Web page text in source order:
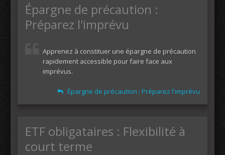
Épargne de précaution :
Préparez l'imprévu
Apprenez à constituer une épargne de précaution
rapidement accessible pour faire face aux
imprévus.
Épargne de précaution : Préparez l'imprévu
ETF obligataires : Flexibilité à
court terme